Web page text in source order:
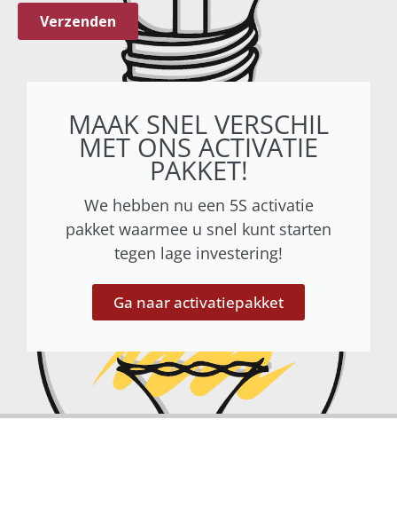
MAAK SNEL VERSCHIL
MET ONS ACTIVATIE
PAKKET!
We hebben nu een 5S activatie
pakket waarmee u snel kunt starten
tegen lage investering!
Ga naar activatiepakket